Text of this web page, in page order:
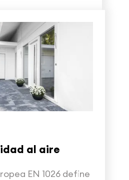
al aire
EN 1026 define